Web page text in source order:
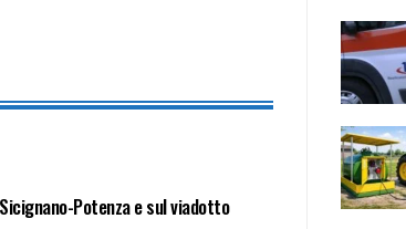
Potenza e sul viadotto